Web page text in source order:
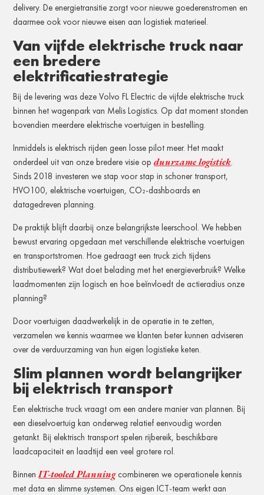
delivery. De energietransitie zorgt voor nieuwe goederenstromen en
daarmee ook voor nieuwe eisen aan logistiek materieel.
Van vijfde elektrische truck naar
een bredere
elektrificatiestrategie
Bij de levering was deze Volvo FL Electric de vijfde elektrische truck
binnen het wagenpark van Melis Logistics. Op dat moment stonden
bovendien meerdere elektrische voertuigen in bestelling.
Inmiddels is elektrisch rijden geen losse pilot meer. Het maakt
onderdeel uit van onze bredere visie opduurzame logistiek.
Sinds 2018 investeren we stap voor stap in schoner transport,
HVO100, elektrische voertuigen, CO₂-dashboards en
datagedreven planning.
De praktijk blijft daarbij onze belangrijkste leerschool. We hebben
bewust ervaring opgedaan met verschillende elektrische voertuigen
en transportstromen. Hoe gedraagt een truck zich tijdens
distributiewerk? Wat doet belading met het energieverbruik? Welke
laadmomenten zijn logisch en hoe beïnvloedt de actieradius onze
planning?
Door voertuigen daadwerkelijk in de operatie in te zetten,
verzamelen we kennis waarmee we klanten beter kunnen adviseren
over de verduurzaming van hun eigen logistieke keten.
Slim plannen wordt belangrijker
bij elektrisch transport
Een elektrische truck vraagt om een andere manier van plannen. Bij
een dieselvoertuig kan onderweg relatief eenvoudig worden
getankt. Bij elektrisch transport spelen rijbereik, beschikbare
laadcapaciteit en laadtijd een veel grotere rol.
BinnenIT-tooled Planningcombineren we operationele kennis
met data en slimme systemen. Ons eigen ICT-team werkt aan